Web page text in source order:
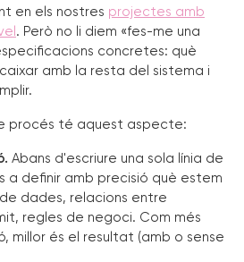
en els nostres projectes amb
. Però no li diem «fes-me una
concretes: què
amb la resta del sistema i
procés té aquest aspecte:
Abans d'escriure una sola línia de
a definir amb precisió què estem
dades, relacions entre
regles de negoci. Com més
millor és el resultat (amb o sense